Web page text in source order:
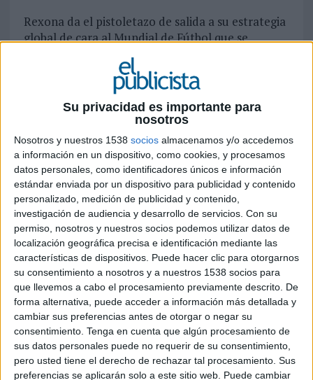
Su privacidad es importante para
nosotros
Nosotros y nuestros 1538 socios almacenamos y/o accedemos
a información en un dispositivo, como cookies, y procesamos
datos personales, como identificadores únicos e información
estándar enviada por un dispositivo para publicidad y contenido
personalizado, medición de publicidad y contenido,
investigación de audiencia y desarrollo de servicios. Con su
permiso, nosotros y nuestros socios podemos utilizar datos de
localización geográfica precisa e identificación mediante las
características de dispositivos. Puede hacer clic para otorgarnos
su consentimiento a nosotros y a nuestros 1538 socios para
que llevemos a cabo el procesamiento previamente descrito. De
forma alternativa, puede acceder a información más detallada y
cambiar sus preferencias antes de otorgar o negar su
consentimiento. Tenga en cuenta que algún procesamiento de
sus datos personales puede no requerir de su consentimiento,
pero usted tiene el derecho de rechazar tal procesamiento. Sus
preferencias se aplicarán solo a este sitio web. Puede cambiar
Rexona da el pistoletazo de salida a su estrategia
global de cara al Mundial de Fútbol que se
on el lanzamiento de una
campaña internacional que convierte la
tensión y la emoción del fútbol en el eje
narrativo de la marca. La acción, articulada en
torno a una pieza audiovisual de 90 segundos,
busca capturar la intensidad que define al mayor
evento deportivo del mundo, conectando el
rendimiento en el terreno de juego con la
vivencia emocional de los aficionados.
Y para sacar adelante este contenido la marca
internacional de Unilever se ha apoyado en el
talento y creatividad española. Si la idea es obra
de la agencia Lola, la producción del filme ha
corrido a cargo de la productora española
Contrario. La firma, fruto de la fusión entre Blur
y Smile a finales de 2025 y lanzada oficialmente
en enero de este mismo año, ha realizado el
trabajo en colaboración con la productora MJZ y
amparada en el service global de 24/7.